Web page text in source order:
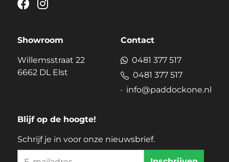
Showroom
Willemsstraat 22
6662 DL Elst
Contact
0481 377 517
0481 377 517
info@paddockone.nl
Blijf op de hoogte!
Schrijf je in voor onze nieuwsbrief.